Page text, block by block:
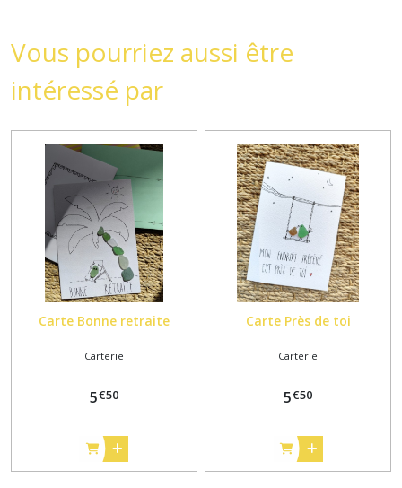
Vous pourriez aussi être
intéressé par
Carte Bonne retraite
Carterie
5€50
Carte Près de toi
Carterie
5€50